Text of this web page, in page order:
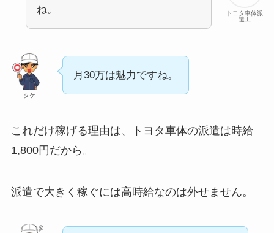
トヨタ車体派
遣工
ね。
タケ
月30万は魅力ですね。
これだけ稼げる理由は、トヨタ車体の派遣は時給
1,800円だから。
派遣で大きく稼ぐには高時給なのは外せません。